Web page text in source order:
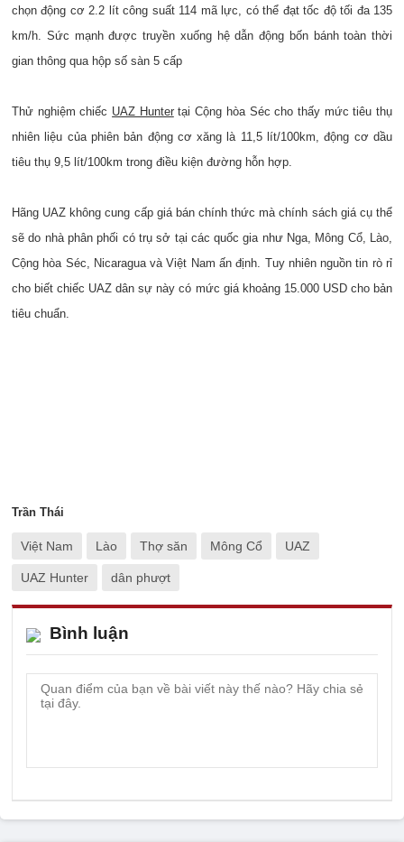
chọn động cơ 2.2 lít công suất 114 mã lực, có thể đạt tốc độ tối đa 135
km/h. Sức mạnh được truyền xuống hệ dẫn động bốn bánh toàn thời
gian thông qua hộp số sàn 5 cấp
Thử nghiệm chiếc UAZ Huntertại Cộng hòa Séc cho thấy mức tiêu thụ
nhiên liệu của phiên bản động cơ xăng là 11,5 lít/100km, động cơ dầu
tiêu thụ 9,5 lít/100km trong điều kiện đường hỗn hợp.
Hãng UAZ không cung cấp giá bán chính thức mà chính sách giá cụ thể
sẽ do nhà phân phối có trụ sở tại các quốc gia như Nga, Mông Cổ, Lào,
Cộng hòa Séc, Nicaragua và Việt Nam ấn định. Tuy nhiên nguồn tin rò rỉ
cho biết chiếc UAZ dân sự này có mức giá khoảng 15.000 USD cho bản
tiêu chuẩn.
Trần Thái
Việt Nam Lào Thợ săn Mông Cổ UAZ
UAZ Hunter dân phượt
Bình luận